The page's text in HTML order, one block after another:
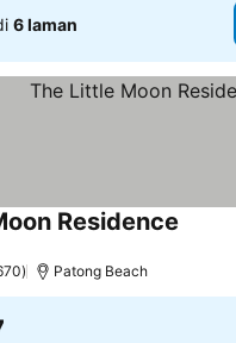
6 laman
Residence
Patong Beach